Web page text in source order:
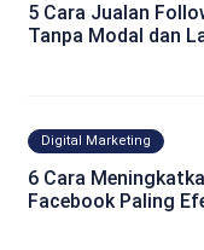
5 Cara Jualan
Tanpa Modal dan
Digital Marketing
6 Cara
Facebook Paling